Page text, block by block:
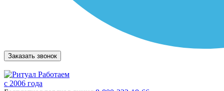
Заказать звонок
Работаем
с 2006 года